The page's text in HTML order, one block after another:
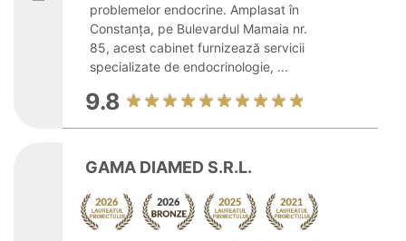
problemelor endocrine. Amplasat în
Constanța, pe Bulevardul Mamaia nr.
85, acest cabinet furnizează servicii
specializate de endocrinologie, ...
9.8
GAMA DIAMED S.R.L.